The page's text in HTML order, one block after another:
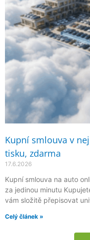
Kupní smlouva v
tisku, zdarma
17.6.2026
Kupní smlouva na auto
za jedinou minutu
vám složitě přepisovat
Celý článek »